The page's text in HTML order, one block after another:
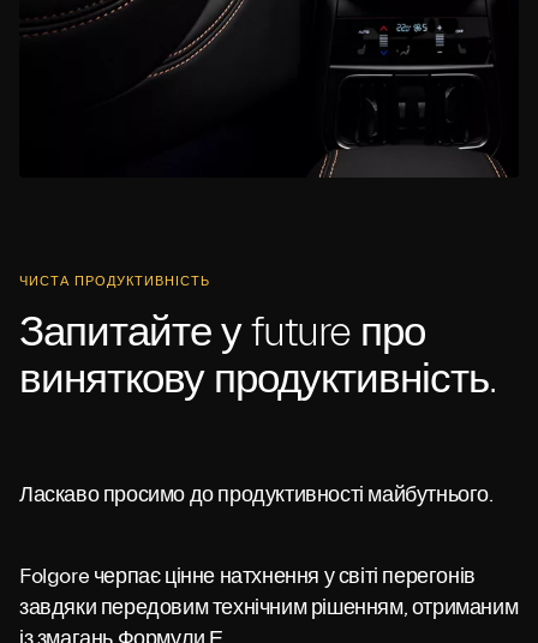
ЧИСТА ПРОДУКТИВНІСТЬ
Запитайте у future про
виняткову продуктивність.
Ласкаво просимо до продуктивності майбутнього.
Folgore черпає цінне натхнення у світі перегонів
завдяки передовим технічним рішенням, отриманим